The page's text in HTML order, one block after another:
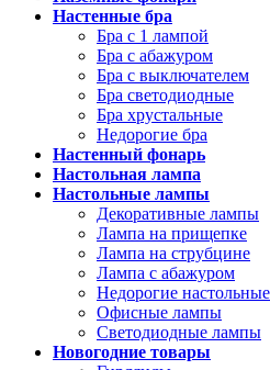
Настенные бра
Бра с 1 лампой
Бра с абажуром
Бра с выключателем
Бра светодиодные
Бра хрустальные
Недорогие бра
Настенный фонарь
Настольная лампа
Настольные лампы
Декоративные лампы
Лампа на прищепке
Лампа на струбцине
Лампа с абажуром
Недорогие
Офисные лампы
Светодиодные лампы
Новогодние товары